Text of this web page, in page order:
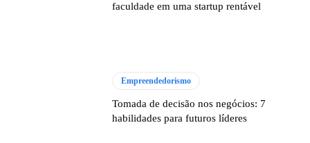
faculdade em uma startup rentável
Empreendedorismo
Tomada de decisão nos negócios: 7
habilidades para futuros líderes